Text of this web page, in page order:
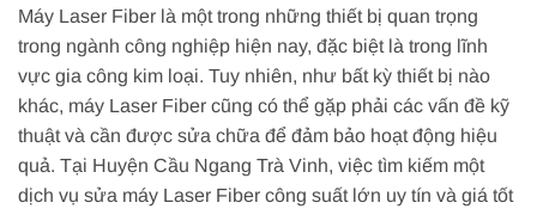
Máy Laser Fiber là một trong những thiết bị quan trọng
trong ngành công nghiệp hiện nay, đặc biệt là trong lĩnh
vực gia công kim loại. Tuy nhiên, như bất kỳ thiết bị nào
khác, máy Laser Fiber cũng có thể gặp phải các vấn đề kỹ
thuật và cần được sửa chữa để đảm bảo hoạt động hiệu
quả. Tại Huyện Cầu Ngang Trà Vinh, việc tìm kiếm một
dịch vụ sửa máy Laser Fiber công suất lớn uy tín và giá tốt